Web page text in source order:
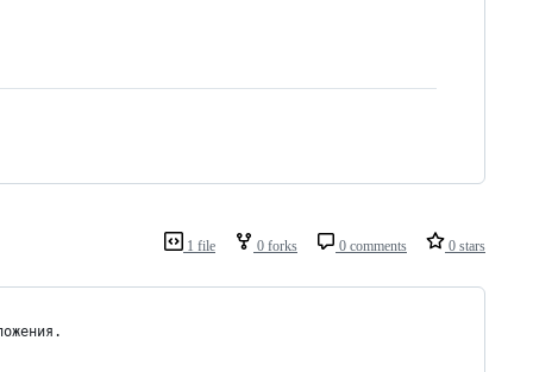
1 file 0 forks 0 comments 0 stars